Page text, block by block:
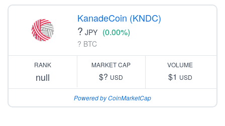
KanadeCoin (KNDC)
? JPY (0.00%)
? BTC
RANK
null
MARKET CAP
$? USD
VOLUME
$1 USD
Powered by CoinMarketCap